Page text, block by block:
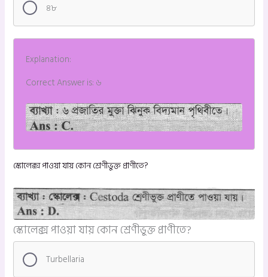
৪৮
Explanation:
Correct Answer is: ৬
স্কোলেক্স পাওয়া যায় কোন শ্রেণীভুক্ত প্রাণীতে?
স্কোলেক্স পাওয়া যায় কোন শ্রেণীভুক্ত প্রাণীতে?
Turbellaria